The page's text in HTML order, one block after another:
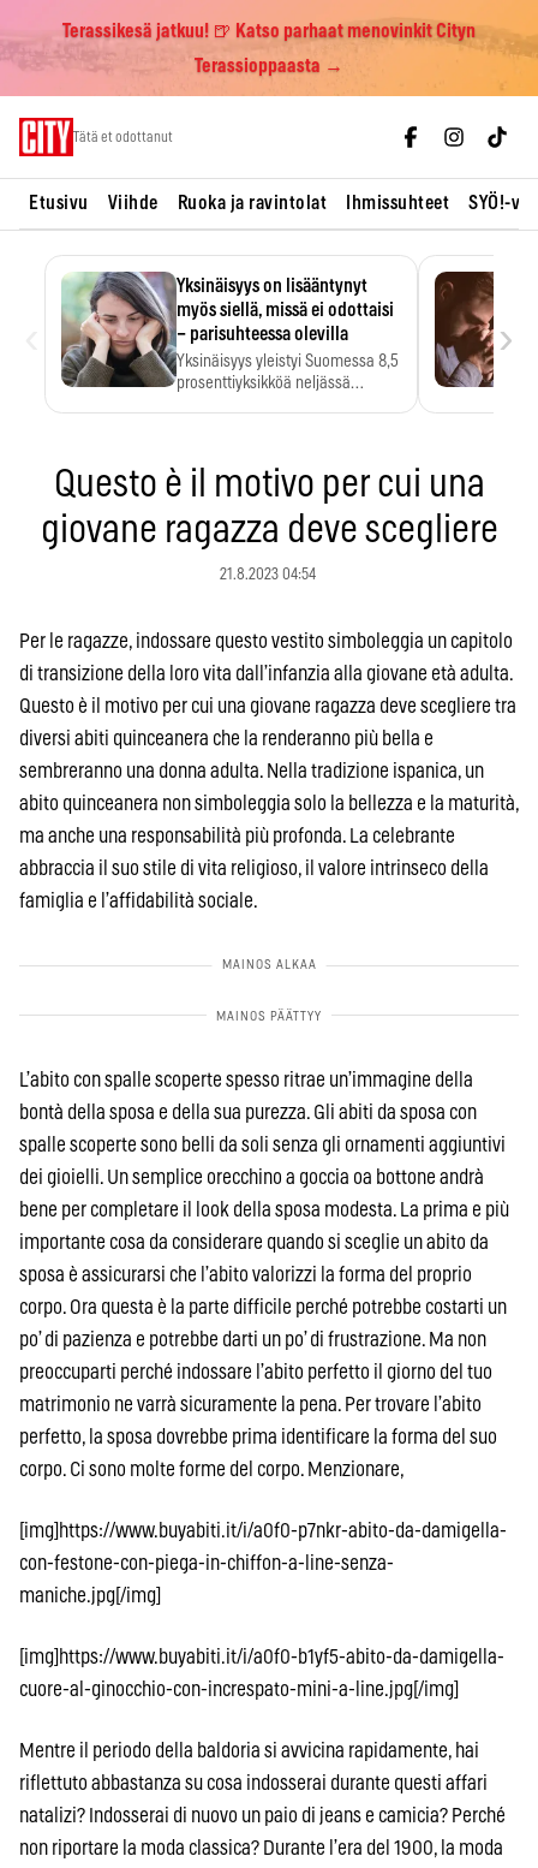
Terassikesä jatkuu! 🍺 Katso parhaat menovinkit Cityn
Terassioppaasta →
Tätä et odottanut
Etusivu Viihde Ruoka ja ravintolat Ihmissuhteet SYÖ!-
Yksinäisyys on lisääntynyt
myös siellä, missä ei odottaisi
– parisuhteessa olevilla
Yksinäisyys yleistyi Suomessa 8,5
prosenttiyksikköä neljässä
›
Questo è il motivo per cui una
giovane ragazza deve scegliere
21.8.2023 04:54
Per le ragazze, indossare questo vestito simboleggia un capitolo
di transizione della loro vita dall’infanzia alla giovane età adulta.
Questo è il motivo per cui una giovane ragazza deve scegliere tra
diversi abiti quinceanera che la renderanno più bella e
sembreranno una donna adulta. Nella tradizione ispanica, un
abito quinceanera non simboleggia solo la bellezza e la maturità,
ma anche una responsabilità più profonda. La celebrante
abbraccia il suo stile di vita religioso, il valore intrinseco della
famiglia e l’affidabilità sociale.
L’abito con spalle scoperte spesso ritrae un’immagine della
bontà della sposa e della sua purezza. Gli abiti da sposa con
spalle scoperte sono belli da soli senza gli ornamenti aggiuntivi
dei gioielli. Un semplice orecchino a goccia oa bottone andrà
bene per completare il look della sposa modesta. La prima e più
importante cosa da considerare quando si sceglie un abito da
sposa è assicurarsi che l’abito valorizzi la forma del proprio
corpo. Ora questa è la parte difficile perché potrebbe costarti un
po’ di pazienza e potrebbe darti un po’ di frustrazione. Ma non
preoccuparti perché indossare l’abito perfetto il giorno del tuo
matrimonio ne varrà sicuramente la pena. Per trovare l’abito
perfetto, la sposa dovrebbe prima identificare la forma del suo
corpo. Ci sono molte forme del corpo. Menzionare,
[img]https://www.buyabiti.it/i/a0f0-p7nkr-abito-da-damigella-
con-festone-con-piega-in-chiffon-a-line-senza-
maniche.jpg[/img]
[img]https://www.buyabiti.it/i/a0f0-b1yf5-abito-da-damigella-
cuore-al-ginocchio-con-increspato-mini-a-line.jpg[/img]
Mentre il periodo della baldoria si avvicina rapidamente, hai
riflettuto abbastanza su cosa indosserai durante questi affari
natalizi? Indosserai di nuovo un paio di jeans e camicia? Perché
non riportare la moda classica? Durante l’era del 1900, la moda